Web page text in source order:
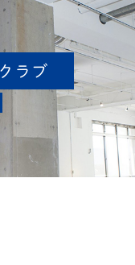
お知らせ
ラブ